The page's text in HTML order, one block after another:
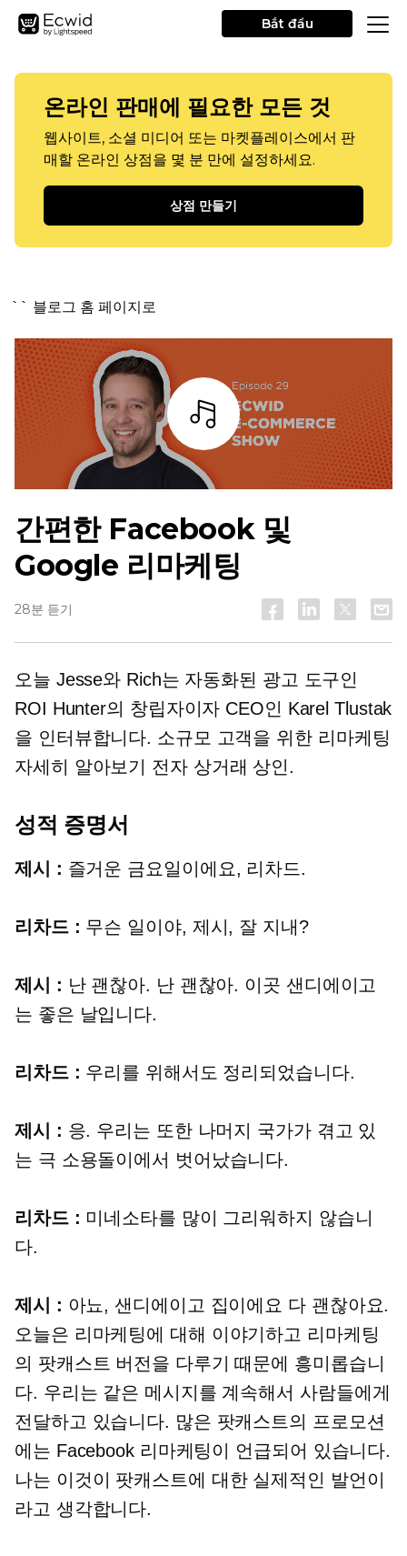
Bắt đầu
온라인 판매에 필요한 모든 것
웹사이트, 소셜 미디어 또는 마켓플레이스에서 판
매할 온라인 상점을 몇 분 만에 설정하세요.
상점 만들기
`` 블로그 홈 페이지로
조각
간편한 Facebook 및
Google 리마케팅
28분 듣기
오늘 Jesse와 Rich는 자동화된 광고 도구인
ROI Hunter의 창립자이자 CEO인 Karel Tlustak
을 인터뷰합니다. 소규모 고객을 위한 리마케팅
​​자세히 알아보기 전자 상거래 상인.
성적 증명서
제시 : 즐거운 금요일이에요, 리차드.
리차드 : 무슨 일이야, 제시, 잘 지내?
제시 : 난 괜찮아. 난 괜찮아. 이곳 샌디에이고
는 좋은 날입니다.
리차드 : 우리를 위해서도 정리되었습니다.
제시 : 응. 우리는 또한 나머지 국가가 겪고 있
는 극 소용돌이에서 벗어났습니다.
리차드 : 미네소타를 많이 그리워하지 않습니
다.
제시 : 아뇨, 샌디에이고 집이에요 다 괜찮아요.
오늘은 리마케팅에 대해 이야기하고 리마케팅
의 팟캐스트 버전을 다루기 때문에 흥미롭습니
다. 우리는 같은 메시지를 계속해서 사람들에게
전달하고 있습니다. 많은 팟캐스트의 프로모션
에는 Facebook 리마케팅이 언급되어 있습니다.
나는 이것이 팟캐스트에 대한 실제적인 발언이
라고 생각합니다.